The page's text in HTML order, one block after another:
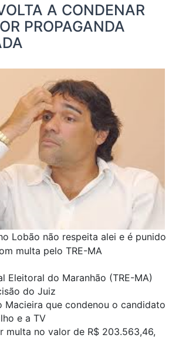
A CONDENAR
PROPAGANDA
Lobão não respeita alei e é punido
multa pelo TRE-MA
Eleitoral do Maranhão (TRE-MA)
do Juiz
Macieira que condenou o candidato
e a TV
multa no valor de R$ 203.563,46,